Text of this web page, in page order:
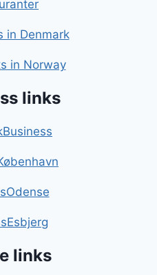
in Denmark
in Norway
links
links